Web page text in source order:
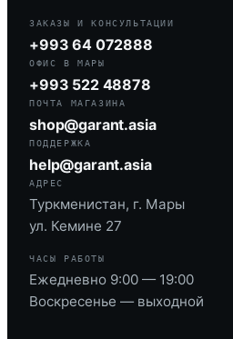
ЗАКАЗЫ И КОНСУЛЬТАЦИИ
+993 64 072888
ОФИС В МАРЫ
+993 522 48878
ПОЧТА МАГАЗИНА
shop@garant.asia
ПОДДЕРЖКА
help@garant.asia
АДРЕС
Туркменистан, г. Мары
ул. Кемине 27
ЧАСЫ РАБОТЫ
Ежедневно 9:00 — 19:00
Воскресенье — выходной